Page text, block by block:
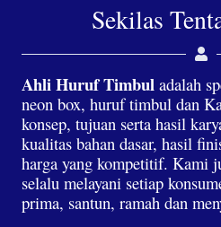
Sekilas
Ahli Huruf Timbul adalah
neon box, huruf timbul dan
konsep, tujuan serta hasil
kualitas bahan dasar, hasil
harga yang kompetitif. Kami
selalu melayani setiap
prima, santun, ramah dan